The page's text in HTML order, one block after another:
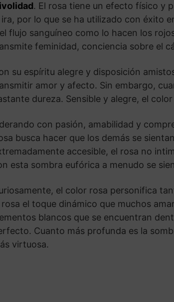
. El rosa tiene un efecto físico y
ira, por lo que se ha utilizado con éxito
flujo sanguíneo como lo hacen los
feminidad, conciencia sobre el
su espíritu alegre y disposición
amor y afecto. Sin embargo,
dureza. Sensible y alegre, el
con pasión, amabilidad y
busca hacer que los demás se
accesible, el rosa no
esta sombra eufórica a menudo se
el color rosa personifica
rosa el toque dinámico que muchos
blancos que se encuentran
Cuanto más profunda es la
virtuosa.